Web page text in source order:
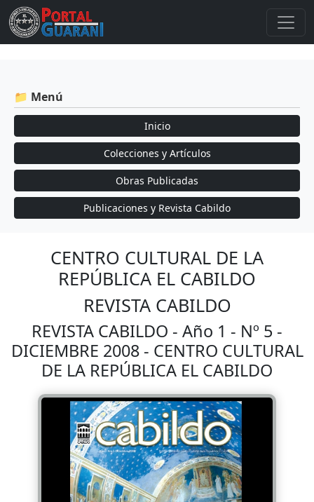
📁 Menú
Inicio
Colecciones y Artículos
Obras Publicadas
Publicaciones y Revista Cabildo
CENTRO CULTURAL DE LA
REPÚBLICA EL CABILDO
REVISTA CABILDO
REVISTA CABILDO - Año 1 - Nº 5 -
DICIEMBRE 2008 - CENTRO CULTURAL
DE LA REPÚBLICA EL CABILDO